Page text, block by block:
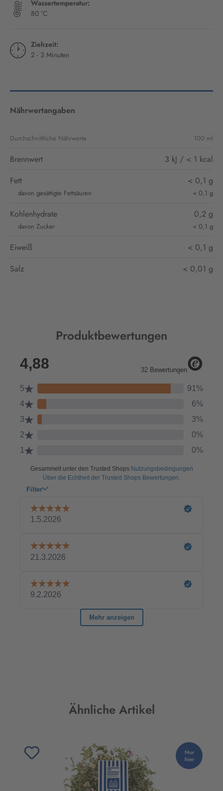
Wassertemperatur:
80 °C
Ziehzeit:
2 - 3 Minuten
Nährwertangaben
Durchschnittliche Nährwerte 100 ml
Brennwert
3 kJ / < 1 kcal
Fett
< 0,1 g
davon gesättigte Fettsäuren < 0,1 g
Kohlenhydrate 0,2 g
davon Zucker < 0,1 g
Eiweiß
< 0,1 g
Salz
< 0,01 g
Produktbewertungen
Produktgalerie überspringen
Ähnliche Artikel
Nur
hier